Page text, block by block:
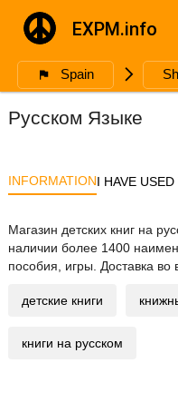
EXPM.info
Spain 🮥
Читландия -
Русском Языке
INFORMATIONI HAVE
Магазин детских книг на
наличии более 1400
пособия, игры. Доставка во
детские книги
книги на русском